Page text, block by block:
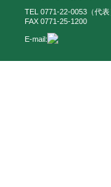
TEL 0771-22-0053（代表
FAX 0771-25-1200
E-mail: